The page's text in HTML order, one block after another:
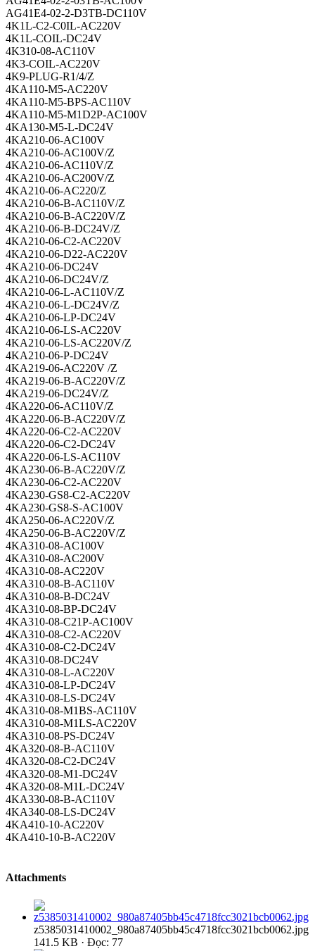
AG41E4-02-2-D3TB-DC110V
4K1L-C2-C0IL-AC220V
4K1L-COIL-DC24V
4K310-08-AC110V
4K3-COIL-AC220V
4K9-PLUG-R1/4/Z
4KA110-M5-AC220V
4KA110-M5-BPS-AC110V
4KA110-M5-M1D2P-AC100V
4KA130-M5-L-DC24V
4KA210-06-AC100V
4KA210-06-AC100V/Z
4KA210-06-AC110V/Z
4KA210-06-AC200V/Z
4KA210-06-AC220/Z
4KA210-06-B-AC110V/Z
4KA210-06-B-AC220V/Z
4KA210-06-B-DC24V/Z
4KA210-06-C2-AC220V
4KA210-06-D22-AC220V
4KA210-06-DC24V
4KA210-06-DC24V/Z
4KA210-06-L-AC110V/Z
4KA210-06-L-DC24V/Z
4KA210-06-LP-DC24V
4KA210-06-LS-AC220V
4KA210-06-LS-AC220V/Z
4KA210-06-P-DC24V
4KA219-06-AC220V /Z
4KA219-06-B-AC220V/Z
4KA219-06-DC24V/Z
4KA220-06-AC110V/Z
4KA220-06-B-AC220V/Z
4KA220-06-C2-AC220V
4KA220-06-C2-DC24V
4KA220-06-LS-AC110V
4KA230-06-B-AC220V/Z
4KA230-06-C2-AC220V
4KA230-GS8-C2-AC220V
4KA230-GS8-S-AC100V
4KA250-06-AC220V/Z
4KA250-06-B-AC220V/Z
4KA310-08-AC100V
4KA310-08-AC200V
4KA310-08-AC220V
4KA310-08-B-AC110V
4KA310-08-B-DC24V
4KA310-08-BP-DC24V
4KA310-08-C21P-AC100V
4KA310-08-C2-AC220V
4KA310-08-C2-DC24V
4KA310-08-DC24V
4KA310-08-L-AC220V
4KA310-08-LP-DC24V
4KA310-08-LS-DC24V
4KA310-08-M1BS-AC110V
4KA310-08-M1LS-AC220V
4KA310-08-PS-DC24V
4KA320-08-B-AC110V
4KA320-08-C2-DC24V
4KA320-08-M1-DC24V
4KA320-08-M1L-DC24V
4KA330-08-B-AC110V
4KA340-08-LS-DC24V
4KA410-10-AC220V
4KA410-10-B-AC220V
Attachments
z5385031410002_980a87405bb45c4718fcc3021bcb0062.jpg
141.5 KB · Đọc: 77